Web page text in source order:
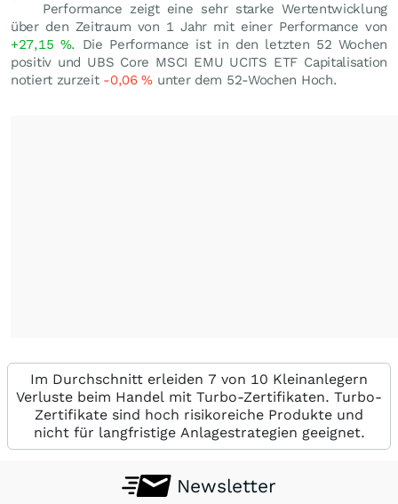
Performance zeigt eine sehr starke Wertentwicklung
über den Zeitraum von 1 Jahr mit einer Performance von
+27,15 %. Die Performance ist in den letzten 52 Wochen
positiv und UBS Core MSCI EMU UCITS ETF Capitalisation
notiert zurzeit -0,06% unter dem 52-Wochen Hoch.
Im Durchschnitt erleiden 7 von 10 Kleinanlegern
Verluste beim Handel mit Turbo-Zertifikaten. Turbo-
Zertifikate sind hoch risikoreiche Produkte und
nicht für langfristige Anlagestrategien geeignet.
Newsletter